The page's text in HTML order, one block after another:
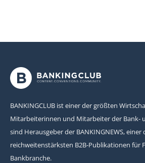
BANKINGCLUB ist einer der größten
Mitarbeiterinnen und Mitarbeiter der Bank-
sind Herausgeber der BANKINGNEWS, einer
reichweitenstärksten B2B-Publikationen für
Bankbranche.